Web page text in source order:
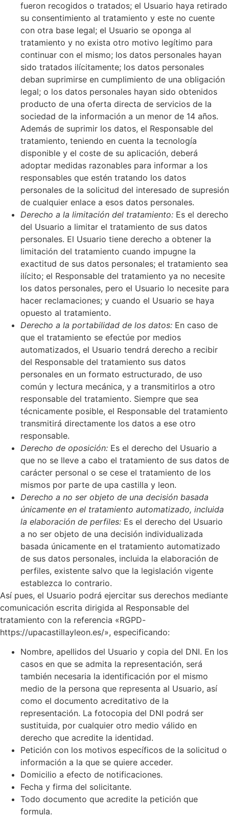
fueron recogidos o tratados; el Usuario haya retirado
su consentimiento al tratamiento y este no cuente
con otra base legal; el Usuario se oponga al
tratamiento y no exista otro motivo legítimo para
continuar con el mismo; los datos personales hayan
sido tratados ilícitamente; los datos personales
deban suprimirse en cumplimiento de una obligación
legal; o los datos personales hayan sido obtenidos
producto de una oferta directa de servicios de la
sociedad de la información a un menor de 14 años.
Además de suprimir los datos, el Responsable del
tratamiento, teniendo en cuenta la tecnología
disponible y el coste de su aplicación, deberá
adoptar medidas razonables para informar a los
responsables que estén tratando los datos
personales de la solicitud del interesado de supresión
de cualquier enlace a esos datos personales.
Derecho a la limitación del tratamiento: Es el derecho
del Usuario a limitar el tratamiento de sus datos
personales. El Usuario tiene derecho a obtener la
limitación del tratamiento cuando impugne la
exactitud de sus datos personales; el tratamiento sea
ilícito; el Responsable del tratamiento ya no necesite
los datos personales, pero el Usuario lo necesite para
hacer reclamaciones; y cuando el Usuario se haya
opuesto al tratamiento.
Derecho a la portabilidad de los datos: En caso de
que el tratamiento se efectúe por medios
automatizados, el Usuario tendrá derecho a recibir
del Responsable del tratamiento sus datos
personales en un formato estructurado, de uso
común y lectura mecánica, y a transmitirlos a otro
responsable del tratamiento. Siempre que sea
técnicamente posible, el Responsable del tratamiento
transmitirá directamente los datos a ese otro
responsable.
Derecho de oposición: Es el derecho del Usuario a
que no se lleve a cabo el tratamiento de sus datos de
carácter personal o se cese el tratamiento de los
mismos por parte de upa castilla y leon.
Derecho a no ser objeto de una decisión basada
únicamente en el tratamiento automatizado, incluida
la elaboración de perfiles: Es el derecho del Usuario
a no ser objeto de una decisión individualizada
basada únicamente en el tratamiento automatizado
de sus datos personales, incluida la elaboración de
perfiles, existente salvo que la legislación vigente
establezca lo contrario.
Así pues, el Usuario podrá ejercitar sus derechos mediante
comunicación escrita dirigida al Responsable del
tratamiento con la referencia «RGPD-
https://upacastillayleon.es/», especificando:
Nombre, apellidos del Usuario y copia del DNI. En los
casos en que se admita la representación, será
también necesaria la identificación por el mismo
medio de la persona que representa al Usuario, así
como el documento acreditativo de la
representación. La fotocopia del DNI podrá ser
sustituida, por cualquier otro medio válido en
derecho que acredite la identidad.
Petición con los motivos específicos de la solicitud o
información a la que se quiere acceder.
Domicilio a efecto de notificaciones.
Fecha y firma del solicitante.
Todo documento que acredite la petición que
formula.